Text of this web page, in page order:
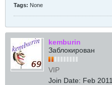
Tags: None
kemburin
Заблокирован
VIP
Join Date: Feb 2011